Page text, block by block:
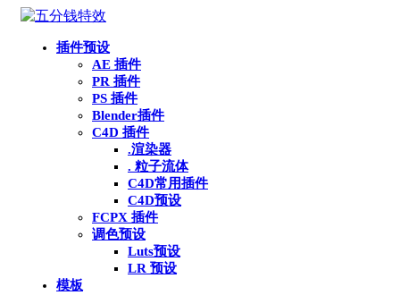
插件预设
AE 插件
PR 插件
PS 插件
Blender插件
C4D 插件
.渲染器
. 粒子流体
C4D常用插件
C4D预设
FCPX 插件
调色预设
Luts预设
LR 预设
模板